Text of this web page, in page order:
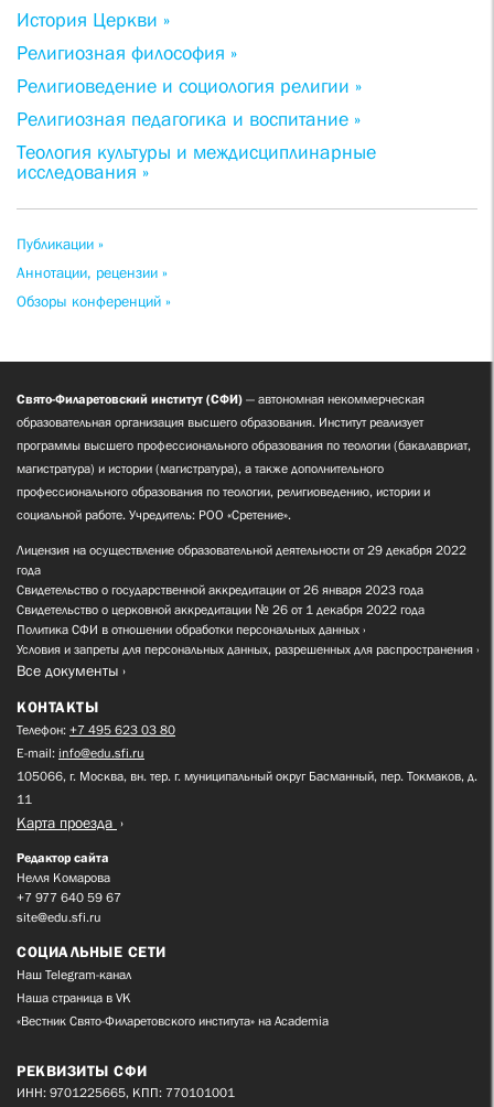
История Церкви »
Религиозная философия »
Религиоведение и социология религии »
Религиозная педагогика и воспитание »
Теология культуры и междисциплинарные
исследования »
Публикации »
Аннотации, рецензии »
Обзоры конференций »
Свято-Филаретовский институт (СФИ) — автономная некоммерческая
образовательная организация высшего образования. Институт реализует
программы высшего профессионального образования по теологии (бакалавриат,
магистратура) и истории (магистратура), а также дополнительного
профессионального образования по теологии, религиоведению, истории и
социальной работе. Учредитель: РОО «Сретение».
Лицензия на осуществление образовательной деятельности от 29 декабря 2022
года
Свидетельство о государственной аккредитации от 26 января 2023 года
Свидетельство о церковной аккредитации № 26 от 1 декабря 2022 года
Политика СФИ в отношении обработки персональных данных
Условия и запреты для персональных данных, разрешенных для распространения
Все документы
КОНТАКТЫ
Телефон: +7 495 623 03 80
E-mail: info@edu.sfi.ru
105066, г. Москва, вн. тер. г. муниципальный округ Басманный, пер. Токмаков, д.
11
Карта проезда
Редактор сайта
Нелля Комарова
+7 977 640 59 67
site@edu.sfi.ru
СОЦИАЛЬНЫЕ СЕТИ
Наш Telegram-канал
Наша страница в VK
«Вестник Свято-Филаретовского института» на Academia
РЕКВИЗИТЫ СФИ
ИНН: 9701225665, КПП: 770101001